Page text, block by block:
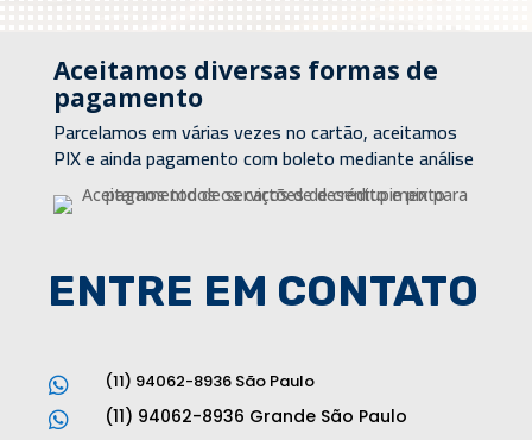
Aceitamos diversas formas de
pagamento
Parcelamos em várias vezes no cartão, aceitamos
PIX e ainda pagamento com boleto mediante análise
ENTRE EM CONTATO

(11) 94062-8936 São Paulo

(11) 94062-8936 Grande São Paulo